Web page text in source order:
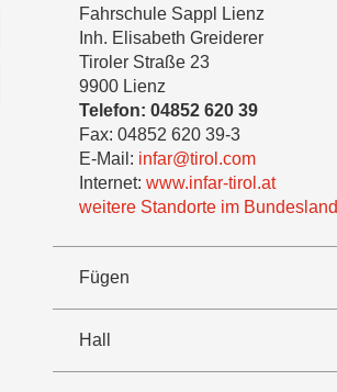
Fahrschule Sappl Lienz
Inh. Elisabeth Greiderer
Tiroler Straße 23
9900 Lienz
Telefon: 04852 620 39
Fax: 04852 620 39-3
E-Mail: infar@tirol.com
Internet: www.infar-tirol.at
weitere Standorte im Bundesland
Fügen
Hall